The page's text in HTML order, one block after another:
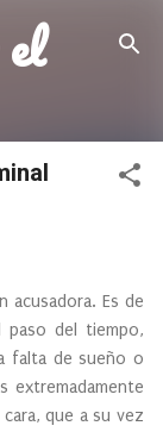
Es de
paso del tiempo,
falta de sueño o
extremadamente
que a su vez